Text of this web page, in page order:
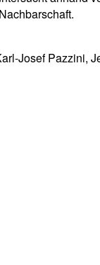
Josef Pazzini,